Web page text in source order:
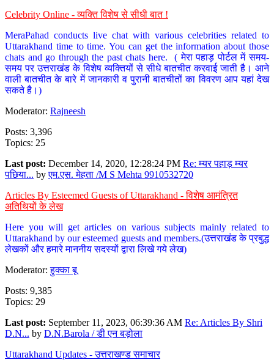
Celebrity Online - व्यक्ति विशेष से सीधी बात !
MeraPahad conducts live chat with various celebrities related to
Uttarakhand time to time. You can get the information about those
chats and go through the past chats here. ( मेरा पहाड़ पोर्टल में समय-
समय पर उत्तराखंड के विशेष व्यक्तियों से सीधे बातचीत करवाई जाती है। आने
वाली बातचीत के बारे में जानकारी व पुरानी बातचीतों का विवरण आप यहां देख
सकते है।)
Moderator: Rajneesh
Posts: 3,396
Topics: 25
Last post: December 14, 2020, 12:28:24 PM Re: म्यर पहाड़ म्यर
पछिया... byएम.एस. मेहता /M S Mehta 9910532720
Articles By Esteemed Guests of Uttarakhand - विशेष आमंत्रित
अतिथियों के लेख
Here you will get articles on various subjects mainly related to
Uttarakhand by our esteemed guests and members.(उत्तराखंड के प्रबुद्ध
लेखकों और हमारे माननीय सदस्यों द्वारा लिखे गये लेख)
Moderator:हुक्का बू
Posts: 9,385
Topics: 29
Last post: September 11, 2023, 06:39:36 AM Re: Articles By Shri
D.N... by D.N.Barola / डी एन बड़ोला
Uttarakhand Updates - उत्तराखण्ड समाचार